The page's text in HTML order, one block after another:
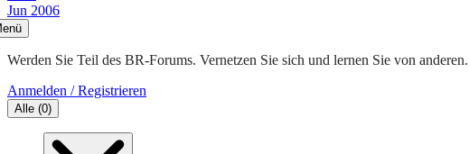
Jun 2006
Werden Sie Teil des BR-Forums. Vernetzen Sie sich und lernen Sie von anderen.
Anmelden / Registrieren
Alle (0)